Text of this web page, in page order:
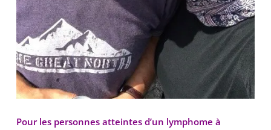
Pour les personnes atteintes d’un lymphome à